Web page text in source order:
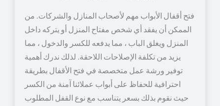
فتح أقفال الأبواب مهم لأصحاب المنازل والشركات. من
الممكن أن يفقد أي شخص مفتاح المنزل أو يتركه داخل
المنزل ويغلق الباب ، مما يدفعه للكسر والدخول ، مما
يزيد من تكلفة الإصلاحات اللاحقة. لذلك ندرك أهمية
توفير ورشة عمل متخصصة في فتح الأقفال بطريقة
احترافية للحفاظ على أبواب عملائنا آمنة من الكسر
حيث نقوم بذلك بسعر يتناسب مع نوع القفل المطلوب